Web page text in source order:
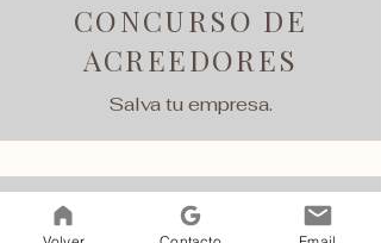
CONCURSO DE
ACREEDORES
Salva tu empresa.